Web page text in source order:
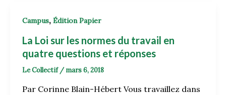
Campus, Édition Papier
La Loi sur les normes du travail en
quatre questions et réponses
Le Collectif / mars 6, 2018
Par Corinne Blain-Hébert Vous travaillez dans